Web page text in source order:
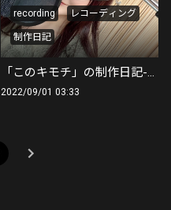
recording レコーディング
制作日記
「このキモチ」の制作日記-part02-
2022/09/01 03:33